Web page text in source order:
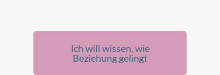
Ich will wissen, wie
Beziehung gelingt